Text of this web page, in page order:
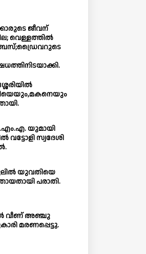
ജീവന്
വെള്ളത്തിൽ
ബസ്;ഡ്രൈവറുടെ
യുമായി
വട്ടോളി സ്വദേശി
യുവതിയെ
പരാതി.
വീണ് അഞ്ചു
മരണപ്പെട്ടു.